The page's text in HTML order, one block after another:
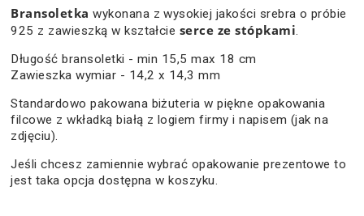
Bransoletkawykonana z wysokiej jakości srebra o próbie
925 z zawieszką w kształcie serce ze stópkami.
Długość bransoletki - min 15,5 max 18 cm
Zawieszka wymiar - 14,2 x 14,3 mm
Standardowo pakowana biżuteria w piękne opakowania
filcowe z wkładką białą z logiem firmy i napisem (jak na
zdjęciu).
Jeśli chcesz zamiennie wybrać opakowanie prezentowe to
jest taka opcja dostępna w koszyku.